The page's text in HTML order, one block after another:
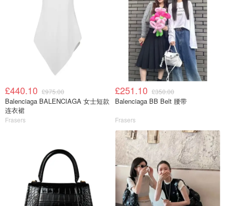
£440.10 £975.00
Balenciaga BALENCIAGA 女士短款
连衣裙
Frasers
£251.10 £350.00
Balenciaga BB Belt 腰带
Frasers